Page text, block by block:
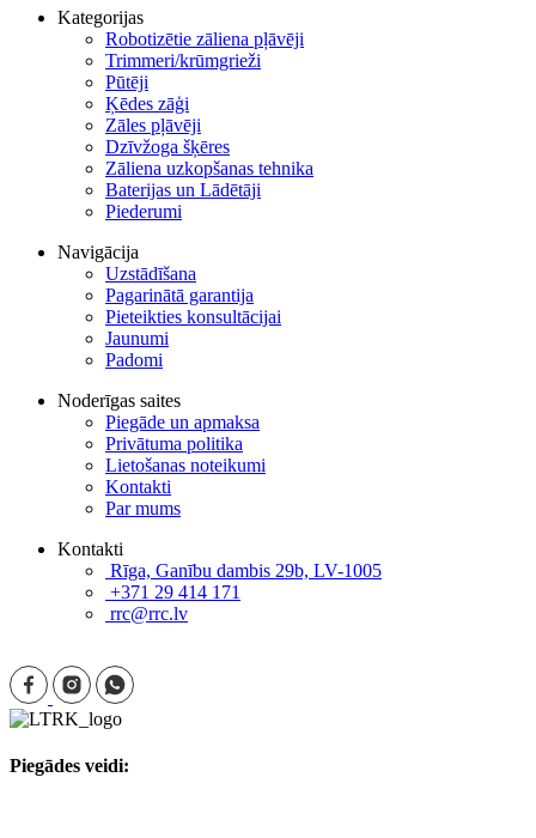
Kategorijas
Robotizētie zāliena pļāvēji
Trimmeri/krūmgrieži
Pūtēji
Ķēdes zāģi
Zāles pļāvēji
Dzīvžoga šķēres
Zāliena uzkopšanas tehnika
Baterijas un Lādētāji
Piederumi
Navigācija
Uzstādīšana
Pagarinātā garantija
Pieteikties konsultācijai
Jaunumi
Padomi
Noderīgas saites
Piegāde un apmaksa
Privātuma politika
Lietošanas noteikumi
Kontakti
Par mums
Kontakti
Rīga, Ganību dambis 29b, LV-1005
+371 29 414 171
rrc@rrc.lv
Piegādes veidi: